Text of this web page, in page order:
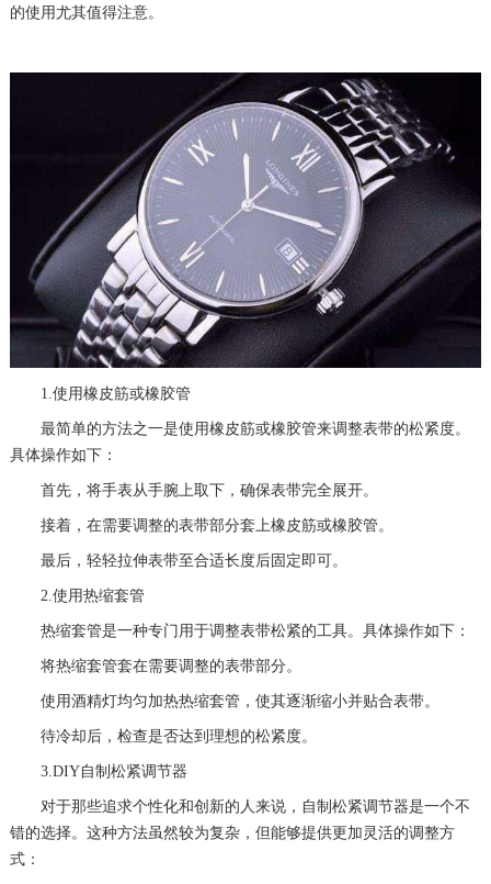
的使用尤其值得注意。
1.使用橡皮筋或橡胶管
最简单的方法之一是使用橡皮筋或橡胶管来调整表带的松紧度。
具体操作如下：
首先，将手表从手腕上取下，确保表带完全展开。
接着，在需要调整的表带部分套上橡皮筋或橡胶管。
最后，轻轻拉伸表带至合适长度后固定即可。
2.使用热缩套管
热缩套管是一种专门用于调整表带松紧的工具。具体操作如下：
将热缩套管套在需要调整的表带部分。
使用酒精灯均匀加热热缩套管，使其逐渐缩小并贴合表带。
待冷却后，检查是否达到理想的松紧度。
3.DIY自制松紧调节器
对于那些追求个性化和创新的人来说，自制松紧调节器是一个不
错的选择。这种方法虽然较为复杂，但能够提供更加灵活的调整方
式：